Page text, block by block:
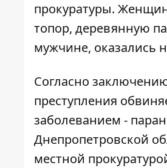
прокуратуры.
топор, деревянную
мужчине, оказались
Согласно
преступления
заболеванием -
Днепропетровской
местной